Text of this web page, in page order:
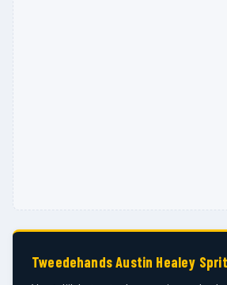
Tweedehands Austin Healey